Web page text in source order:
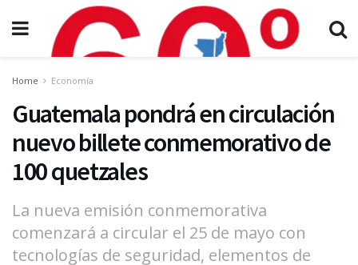
Home Economía
Guatemala pondrá en circulación
nuevo billete conmemorativo de
100 quetzales
La nueva emisión conmemorativa
comenzará a circular el 25 de mayo con
tecnologías de seguridad, elementos de